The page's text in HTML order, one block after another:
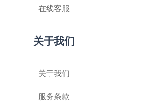
在线客服
关于我们
关于我们
服务条款